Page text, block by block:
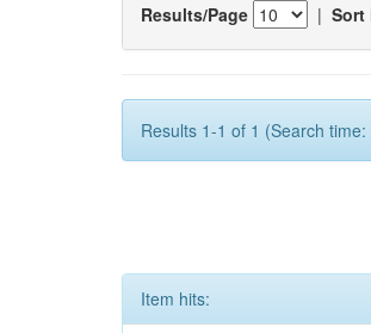
Results/Page | Sort
Results 1-1 of 1 (Search
Item hits: